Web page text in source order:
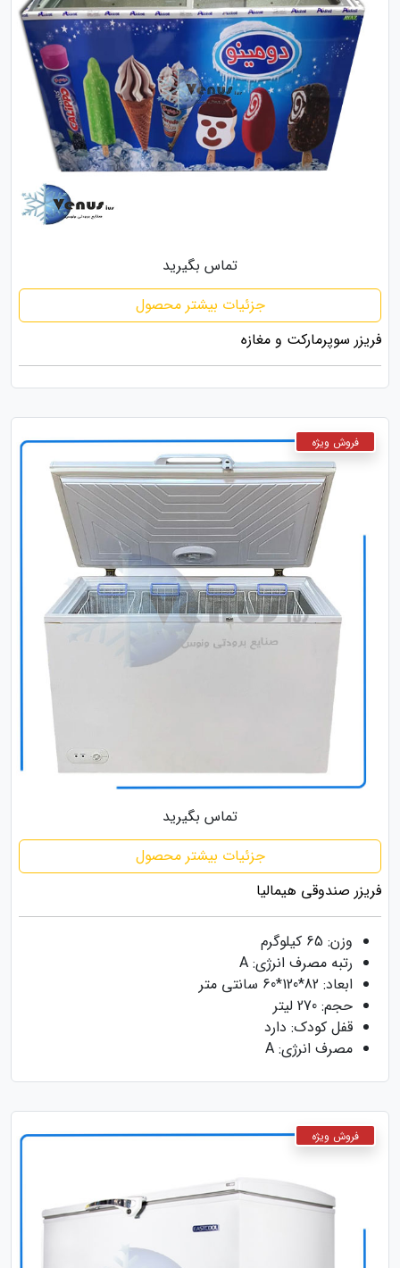
تماس بگیرید
جزئیات بیشتر محصول
فریزر سوپرمارکت و مغازه
تماس بگیرید
جزئیات بیشتر محصول
فریزر صندوقی هیمالیا
وزن: 65 کیلوگرم
رتبه مصرف انرژی: A
ابعاد: 82*120*60 سانتی متر
حجم: 270 لیتر
قفل کودک: دارد
مصرف انرژی: A